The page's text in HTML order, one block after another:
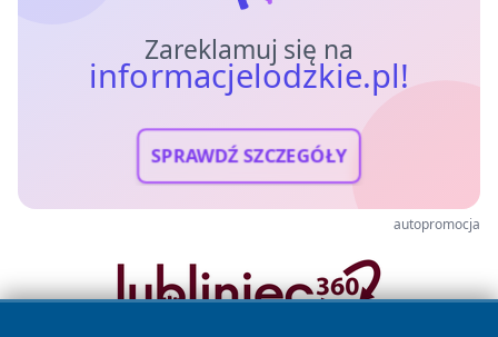
Zareklamuj się na
informacjelodzkie.pl!
SPRAWDŹ SZCZEGÓŁY
autopromocja